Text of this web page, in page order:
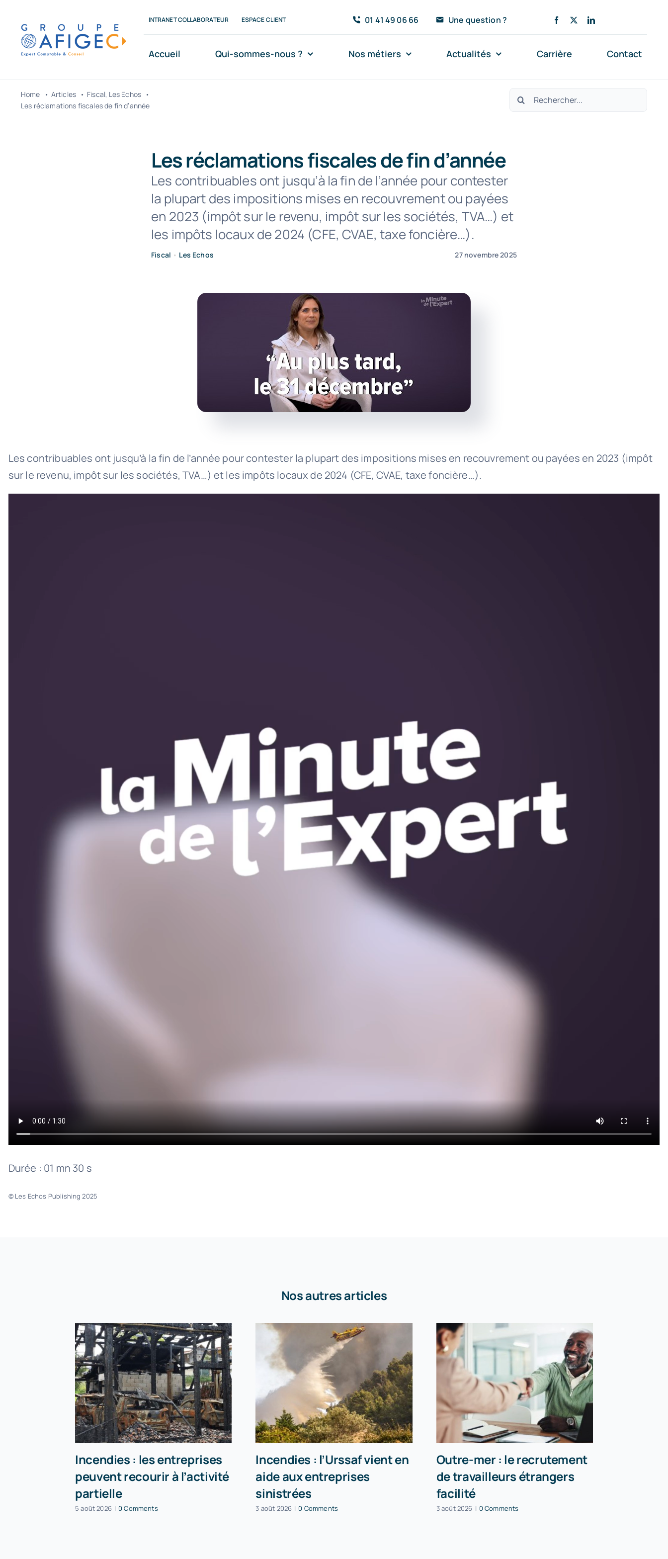
contenu
INTRANET COLLABORATEUR ESPACE CLIENT 01 41 49 06 66 Une question ?
Accueil Qui-sommes-nous ? Nos métiers Actualités Carrière Contact
Home Articles Fiscal Les Echos
Les réclamations fiscales de fin d’année
Rechercher:
Les réclamations fiscales de fin d’année
Les contribuables ont jusqu’à la fin de l’année pour contester
la plupart des impositions mises en recouvrement ou payées
en 2023 (impôt sur le revenu, impôt sur les sociétés, TVA…) et
les impôts locaux de 2024 (CFE, CVAE, taxe foncière…).
Fiscal • Les Echos 27 novembre 2025
Les contribuables ont jusqu’à la fin de l’année pour contester la plupart des impositions mises en recouvrement ou payées en 2023 (impôt
sur le revenu, impôt sur les sociétés, TVA…) et les impôts locaux de 2024 (CFE, CVAE, taxe foncière…).
Durée : 01 mn 30 s
© Les Echos Publishing 2025
Nos autres articles
Incendies : les entreprises
peuvent recourir à l’activité
partielle
5 août 2026 | 0 Comments
Incendies : l’Urssaf vient en
aide aux entreprises
sinistrées
3 août 2026 | 0 Comments
Outre-mer : le recrutement
de travailleurs étrangers
facilité
3 août 2026 | 0 Comments